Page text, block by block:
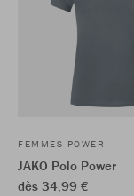
FEMMES POWER
JAKO Polo Power
dès 34,99 €